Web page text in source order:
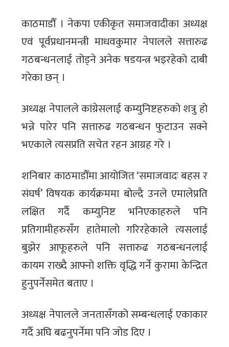
काठमाडौँ । नेकपा एकीकृत समाजवादीका अध्यक्ष
एवं पूर्वप्रधानमन्त्री माधवकुमार नेपालले सत्तारुढ
गठबन्धनलाई तोड्ने अनेक षडयन्त्र भइरहेको दाबी
गरेका छन् ।
अध्यक्ष नेपालले कांग्रेसलाई कम्युनिष्टहरुको शत्रु हो
भन्ने पारेर पनि सत्तारुढ गठबन्धन फुटाउन सक्ने
भएकाले त्यसप्रति सचेत रहन आग्रह गरे ।
शनिबार काठमाडौँमा आयोजित ‘समाजवादः बहस र
संघर्ष’ विषयक कार्यक्रममा बोल्दै उनले एमालेप्रति
लक्षित गर्दै कम्युनिष्ट भनिएकाहरुले पनि
प्रतिगामीहरुसँग हातेमालो गरिरहेकाले त्यसलाई
बुझेर आफूहरुले पनि सत्तारुढ गठबन्धनलाई
कायम राख्दै आफ्नो शक्ति वृद्धि गर्ने कुरामा केन्द्रित
हुनुपर्नेसमेत बताए ।
अध्यक्ष नेपालले जनतासँगको सम्बन्धलाई एकाकार
गर्दै अघि बढनुपर्नेमा पनि जोड दिए ।